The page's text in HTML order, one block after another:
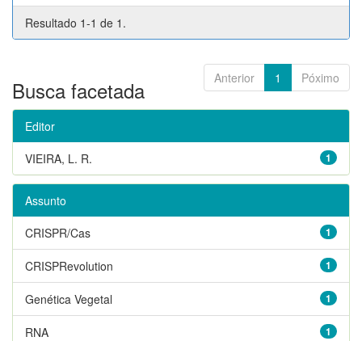
Resultado 1-1 de 1.
Anterior 1 Póximo
Busca facetada
Editor
1
VIEIRA, L. R.
Assunto
1
CRISPR/Cas
1
CRISPRevolution
1
Genética Vegetal
1
RNA